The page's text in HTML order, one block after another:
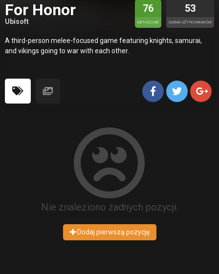
For Honor
Ubisoft
76
METASCORE
53
OCENA UŻYTKOWNIKÓW
A third-person melee-focused game featuring knights, samurai,
and vikings going to war with each other.
Nie znaleziono żadnych pozycji.
Dodaj pierwszą pozycję